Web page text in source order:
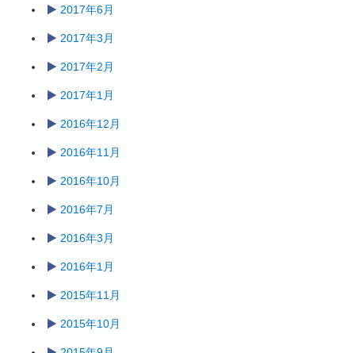
2017年6月
2017年3月
2017年2月
2017年1月
2016年12月
2016年11月
2016年10月
2016年7月
2016年3月
2016年1月
2015年11月
2015年10月